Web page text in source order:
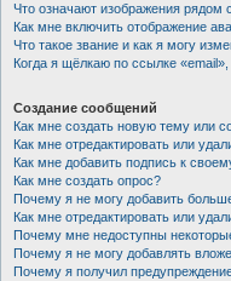
Что означают изображения
Как мне включить отображение
Что такое звание и как я могу
Когда я щёлкаю по ссылке
Создание сообщений
Как мне создать новую тему или
Как мне отредактировать или
Как мне добавить подпись к
Как мне создать опрос?
Почему я не могу добавить
Как мне отредактировать или
Почему мне недоступны
Почему я не могу добавлять
Почему я получил